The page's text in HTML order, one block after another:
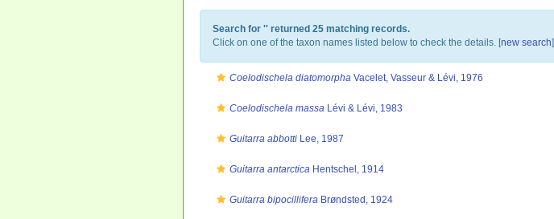
Search for '' returned 25 matching records.
Click on one of the taxon names listed below to check the details. [new search]
Coelodischela diatomorpha Vacelet, Vasseur & Lévi, 1976
Coelodischela massa Lévi & Lévi, 1983
Guitarra abbotti Lee, 1987
Guitarra antarctica Hentschel, 1914
Guitarra bipocillifera Brøndsted, 1924